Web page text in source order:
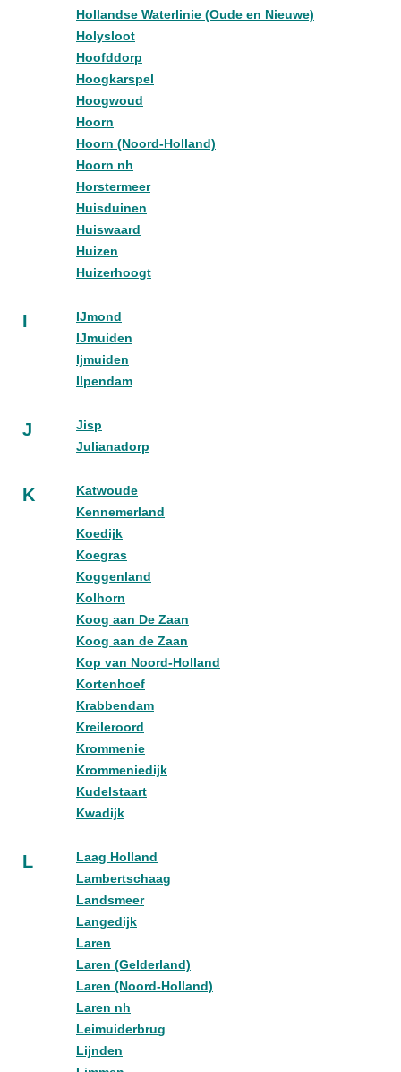
Hollandse Waterlinie (Oude en Nieuwe)
Holysloot
Hoofddorp
Hoogkarspel
Hoogwoud
Hoorn
Hoorn (Noord-Holland)
Hoorn nh
Horstermeer
Huisduinen
Huiswaard
Huizen
Huizerhoogt
I
IJmond
IJmuiden
Ijmuiden
Ilpendam
J
Jisp
Julianadorp
K
Katwoude
Kennemerland
Koedijk
Koegras
Koggenland
Kolhorn
Koog aan De Zaan
Koog aan de Zaan
Kop van Noord-Holland
Kortenhoef
Krabbendam
Kreileroord
Krommenie
Krommeniedijk
Kudelstaart
Kwadijk
L
Laag Holland
Lambertschaag
Landsmeer
Langedijk
Laren
Laren (Gelderland)
Laren (Noord-Holland)
Laren nh
Leimuiderbrug
Lijnden